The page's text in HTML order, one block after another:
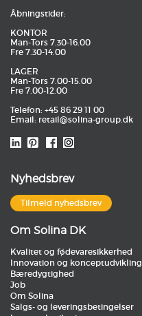
Åbningstider:
KONTOR
Man-Tors 7.30-16.00
Fre 7.30-14.00
LAGER
Man-Tors 7.00-15.00
Fre 7.00-12.00
Telefon: +45 86 29 11 00
Email: retail@solina-group.dk
Nyhedsbrev
Tilmeld nyhedsbrev
Om Solina DK
Kvalitet og fødevaresikkerhed
Innovation og konceptudvikling
Bæredygtighed
Job
Om Solina
Salgs- og leveringsbetingelser